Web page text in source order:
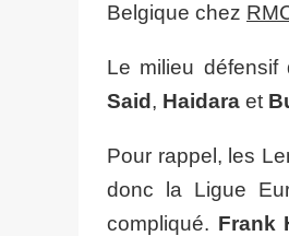
Belgique chez
Le milieu
Said , Haidara et
Pour rappel, les
donc la Ligue
compliqué. Frank